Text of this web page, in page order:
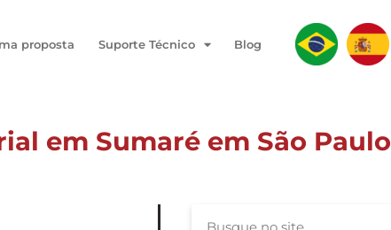
proposta Suporte Técnico Blog
em Sumaré em São Paulo